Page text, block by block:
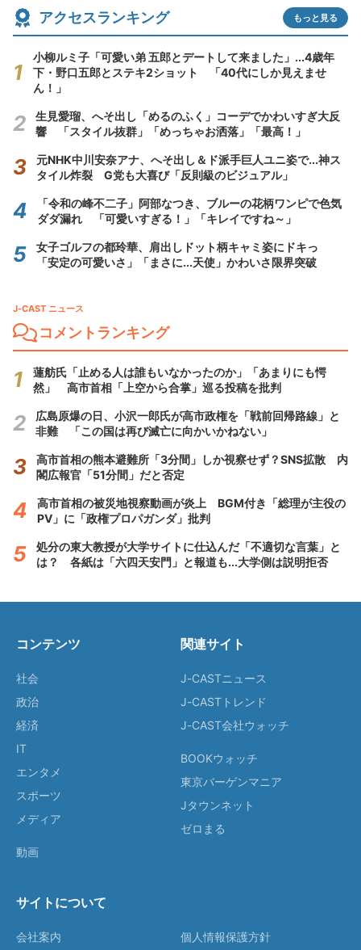
アクセスランキング もっと見る
小柳ルミ子「可愛い弟 五郎とデートして来ました」...4歳年
下・野口五郎とステキ2ショット 「40代にしか見えませ
ん！」
生見愛瑠、へそ出し「めるのふく」コーデでかわいすぎ大反
響 「スタイル抜群」「めっちゃお洒落」「最高！」
元NHK中川安奈アナ、へそ出し＆ド派手巨人ユニ姿で...神ス
タイル炸裂 G党も大喜び「反則級のビジュアル」
「令和の峰不二子」阿部なつき、ブルーの花柄ワンピで色気
ダダ漏れ 「可愛いすぎる！」「キレイですね～」
女子ゴルフの都玲華、肩出しドット柄キャミ姿にドキっ
「安定の可愛いさ」「まさに...天使」かわいさ限界突破
J-CAST ニュース
コメントランキング
蓮舫氏「止める人は誰もいなかったのか」「あまりにも愕
然」 高市首相「上空から合掌」巡る投稿を批判
広島原爆の日、小沢一郎氏が高市政権を「戦前回帰路線」と
非難 「この国は再び滅亡に向かいかねない」
高市首相の熊本避難所「3分間」しか視察せず？SNS拡散 内
閣広報官「51分間」だと否定
高市首相の被災地視察動画が炎上 BGM付き「総理が主役の
PV」に「政権プロパガンダ」批判
処分の東大教授が大学サイトに仕込んだ「不適切な言葉」と
は？ 各紙は「六四天安門」と報道も...大学側は説明拒否
コンテンツ
社会
政治
経済
IT
エンタメ
スポーツ
メディア
動画
関連サイト
J-CASTニュース
J-CASTトレンド
J-CAST会社ウォッチ
BOOKウォッチ
東京バーゲンマニア
Jタウンネット
ゼロまる
サイトについて
会社案内 個人情報保護方針